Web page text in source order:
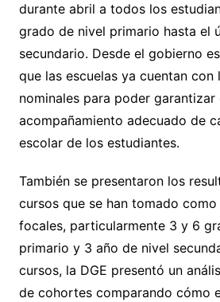
durante abril a todos los
grado de nivel primario hasta el
secundario. Desde el gobierno
que las escuelas ya cuentan con
nominales para poder garantizar
acompañamiento adecuado de
escolar de los estudiantes.
También se presentaron los
cursos que se han tomado
focales, particularmente 3 y 6
primario y 3 año de nivel
cursos, la DGE presentó un
de cohortes comparando cómo